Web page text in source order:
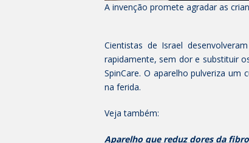
A invenção promete agradar as
Cientistas de Israel
rapidamente, sem dor e substituir
SpinCare. O aparelho pulveriza
na ferida.
Veja também:
Aparelho que reduz dores da